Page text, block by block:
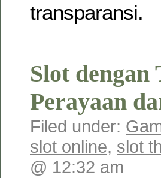
transparansi.
Slot dengan
Perayaan
Filed under:
slot online, slot
@ 12:32 am